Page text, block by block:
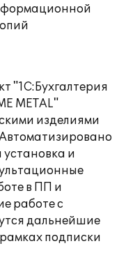
"1С:Бухгалтерия
METAL"
изделиями
установка и
в ПП и
работе с
дальнейшие
подписки